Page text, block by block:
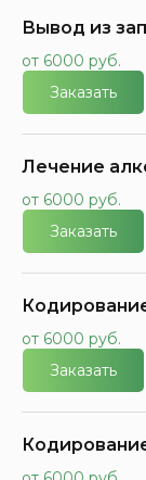
Вывод из
от 6000 руб.
Заказать
Лечение
от 6000 руб.
Заказать
от 6000 руб.
Заказать